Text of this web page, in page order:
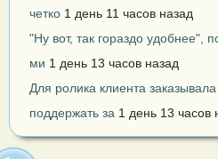
четко 1 день 11 часов назад
"Ну вот, так гораздо удобнее",
ми 1 день 13 часов назад
Для ролика клиента
поддержать за 1 день 13 часов